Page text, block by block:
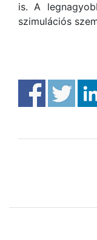
is. A
szimulációs